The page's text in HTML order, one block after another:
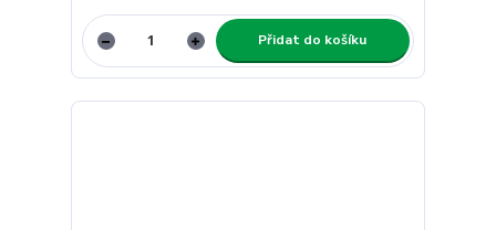
Přidat do košíku